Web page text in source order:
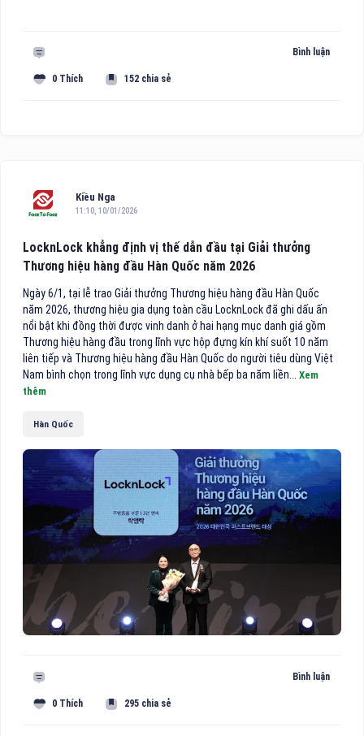
Bình luận
0 Thích 152 chia sẻ
Kiều Nga
11:10, 10/01/2026
LocknLock khẳng định vị thế dẫn đầu tại Giải thưởng
Thương hiệu hàng đầu Hàn Quốc năm 2026
Ngày 6/1, tại lễ trao Giải thưởng Thương hiệu hàng đầu Hàn Quốc
năm 2026, thương hiệu gia dụng toàn cầu LocknLock đã ghi dấu ấn
nổi bật khi đồng thời được vinh danh ở hai hạng mục danh giá gồm
Thương hiệu hàng đầu trong lĩnh vực hộp đựng kín khí suốt 10 năm
liên tiếp và Thương hiệu hàng đầu Hàn Quốc do người tiêu dùng Việt
Nam bình chọn trong lĩnh vực dụng cụ nhà bếp ba năm liền... Xem
thêm
Hàn Quốc
Bình luận
0 Thích 295 chia sẻ